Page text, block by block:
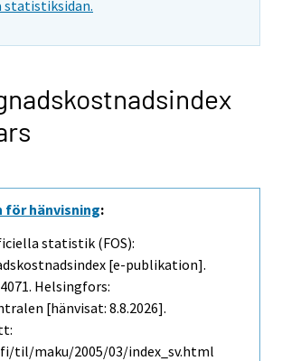
statistiksidan.
hänvisning:
statistik (FOS):
[e-publikation].
Helsingfors:
[hänvisat: 8.8.2026].
til/maku/2005/03/index_sv.html